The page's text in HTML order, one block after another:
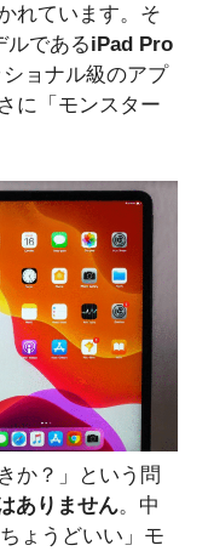
れています。そ
ルであるiPad Pro
ョナル級のアプ
に「モンスター
か？」という問
ありません。中
ょうどいい」モ